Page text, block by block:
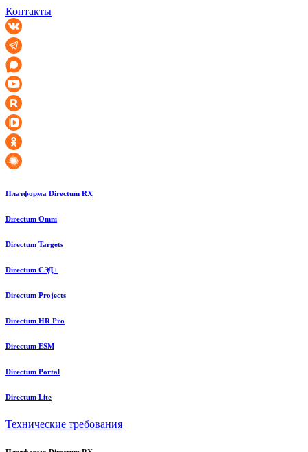
Контакты
Платформа Directum RX
Directum Omni
Directum Targets
Directum СЭД+
Directum Projects
Directum HR Pro
Directum ESM
Directum Portal
Directum Lite
Технические требования